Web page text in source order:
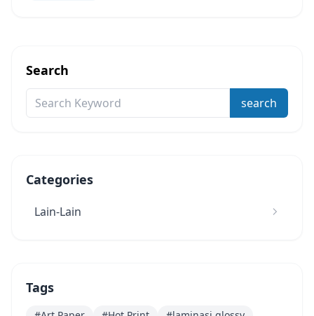
Search
search
Categories
Lain-Lain
Tags